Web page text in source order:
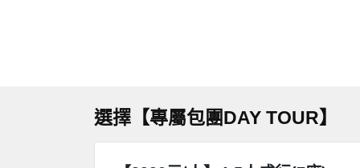
選擇【專屬包團DAY TOUR】